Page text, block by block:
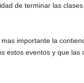
de terminar las
importante la
estos eventos y que